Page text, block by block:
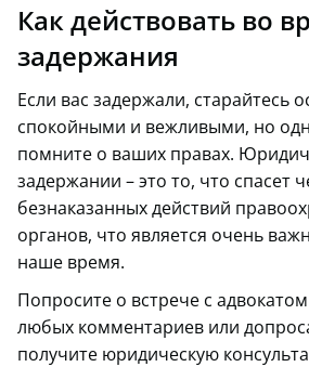
Как действовать во
задержания
Если вас задержали, старайтесь
спокойными и вежливыми, но
помните о ваших правах.
задержании – это то, что спасет
безнаказанных действий
органов, что является очень
наше время.
Попросите о встрече с
любых комментариев или
получите юридическую